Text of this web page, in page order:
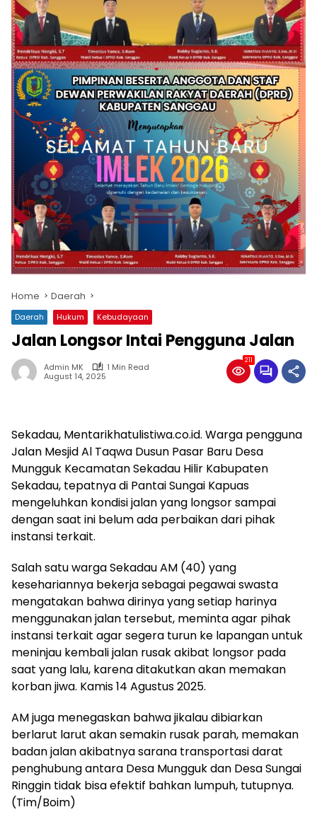
Home Daerah
Daerah Hukum Kebudayaan
Jalan Longsor Intai Pengguna Jalan
Admin MK
1 Min Read
August 14, 2025
211
Sekadau, Mentarikhatulistiwa.co.id. Warga pengguna
Jalan Mesjid Al Taqwa Dusun Pasar Baru Desa
Mungguk Kecamatan Sekadau Hilir Kabupaten
Sekadau, tepatnya di Pantai Sungai Kapuas
mengeluhkan kondisi jalan yang longsor sampai
dengan saat ini belum ada perbaikan dari pihak
instansi terkait.
Salah satu warga Sekadau AM (40) yang
kesehariannya bekerja sebagai pegawai swasta
mengatakan bahwa dirinya yang setiap harinya
menggunakan jalan tersebut, meminta agar pihak
instansi terkait agar segera turun ke lapangan untuk
meninjau kembali jalan rusak akibat longsor pada
saat yang lalu, karena ditakutkan akan memakan
korban jiwa. Kamis 14 Agustus 2025.
AM juga menegaskan bahwa jikalau dibiarkan
berlarut larut akan semakin rusak parah, memakan
badan jalan akibatnya sarana transportasi darat
penghubung antara Desa Mungguk dan Desa Sungai
Ringgin tidak bisa efektif bahkan lumpuh, tutupnya.
(Tim/Boim)